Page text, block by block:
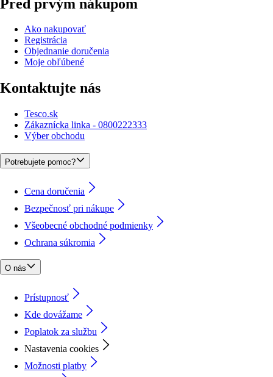
Pred prvým nákupom
Ako nakupovať
Registrácia
Objednanie doručenia
Moje obľúbené
Kontaktujte nás
Tesco.sk
Zákaznícka linka - 0800222333
Výber obchodu
Potrebujete pomoc?
Cena doručenia
Bezpečnosť pri nákupe
Všeobecné obchodné podmienky
Ochrana súkromia
O nás
Prístupnosť
Kde dovážame
Poplatok za službu
Nastavenia cookies
Možnosti platby